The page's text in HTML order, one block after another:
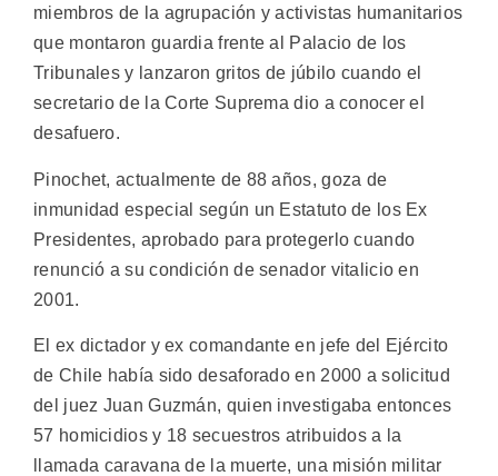
miembros de la agrupación y activistas humanitarios
que montaron guardia frente al Palacio de los
Tribunales y lanzaron gritos de júbilo cuando el
secretario de la Corte Suprema dio a conocer el
desafuero.
Pinochet, actualmente de 88 años, goza de
inmunidad especial según un Estatuto de los Ex
Presidentes, aprobado para protegerlo cuando
renunció a su condición de senador vitalicio en
2001.
El ex dictador y ex comandante en jefe del Ejército
de Chile había sido desaforado en 2000 a solicitud
del juez Juan Guzmán, quien investigaba entonces
57 homicidios y 18 secuestros atribuidos a la
llamada caravana de la muerte, una misión militar